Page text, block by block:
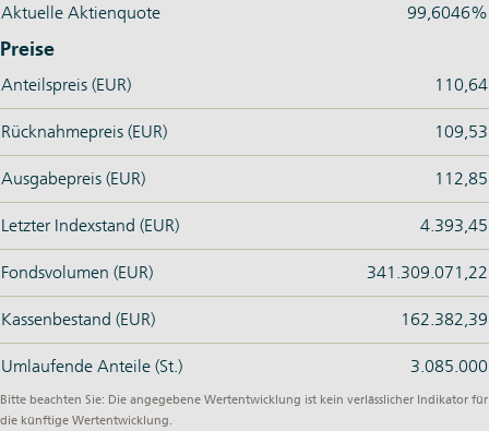
Aktuelle Aktienquote 99,6046%
Preise
Anteilspreis (EUR) 110,64
Rücknahmepreis (EUR) 109,53
Ausgabepreis (EUR) 112,85
Letzter Indexstand (EUR) 4.393,45
Fondsvolumen (EUR) 341.309.071,22
Kassenbestand (EUR) 162.382,39
Umlaufende Anteile (St.) 3.085.000
Bitte beachten Sie: Die angegebene Wertentwicklung ist kein verlässlicher Indikator für
die künftige Wertentwicklung.